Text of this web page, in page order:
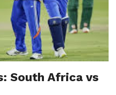
South Africa vs